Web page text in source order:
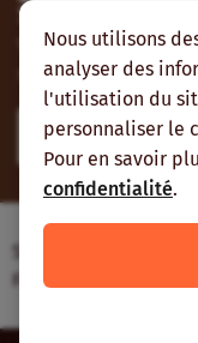
Nous utilisons
analyser des
l'utilisation du
personnaliser le
Pour en savoir
confidentialité.
Suivez-nous
Vous pouvez aussi
suivre sur les
Site web réalisé
Française de